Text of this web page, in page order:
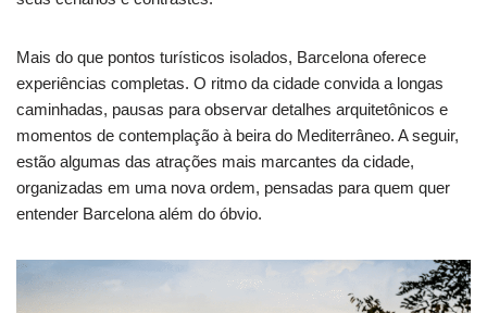
Mais do que pontos turísticos isolados, Barcelona oferece
experiências completas. O ritmo da cidade convida a longas
caminhadas, pausas para observar detalhes arquitetônicos e
momentos de contemplação à beira do Mediterrâneo. A seguir,
estão algumas das atrações mais marcantes da cidade,
organizadas em uma nova ordem, pensadas para quem quer
entender Barcelona além do óbvio.